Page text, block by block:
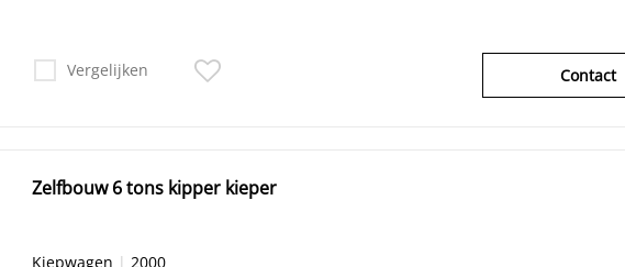
Vergelijken Contact
Zelfbouw 6 tons kipper kieper
Kiepwagen |2000